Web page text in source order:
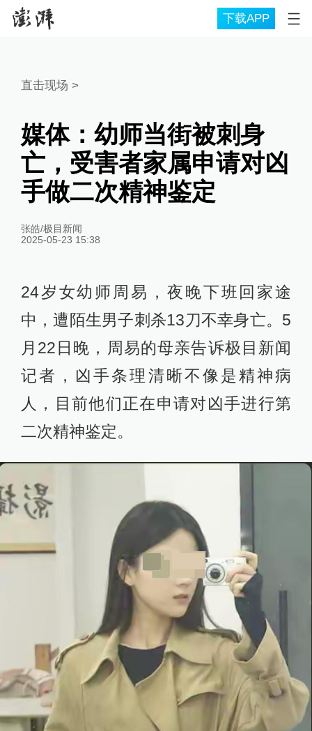
下载APP
直击现场 >
媒体：幼师当街被刺身
亡，受害者家属申请对凶
手做二次精神鉴定
张皓/极目新闻
2025-05-23 15:38
24岁女幼师周易，夜晚下班回家途
中，遭陌生男子刺杀13刀不幸身亡。5
月22日晚，周易的母亲告诉极目新闻
记者，凶手条理清晰不像是精神病
人，目前他们正在申请对凶手进行第
二次精神鉴定。